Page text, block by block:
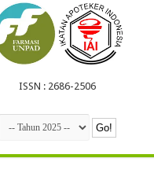
ISSN : 2686-2506